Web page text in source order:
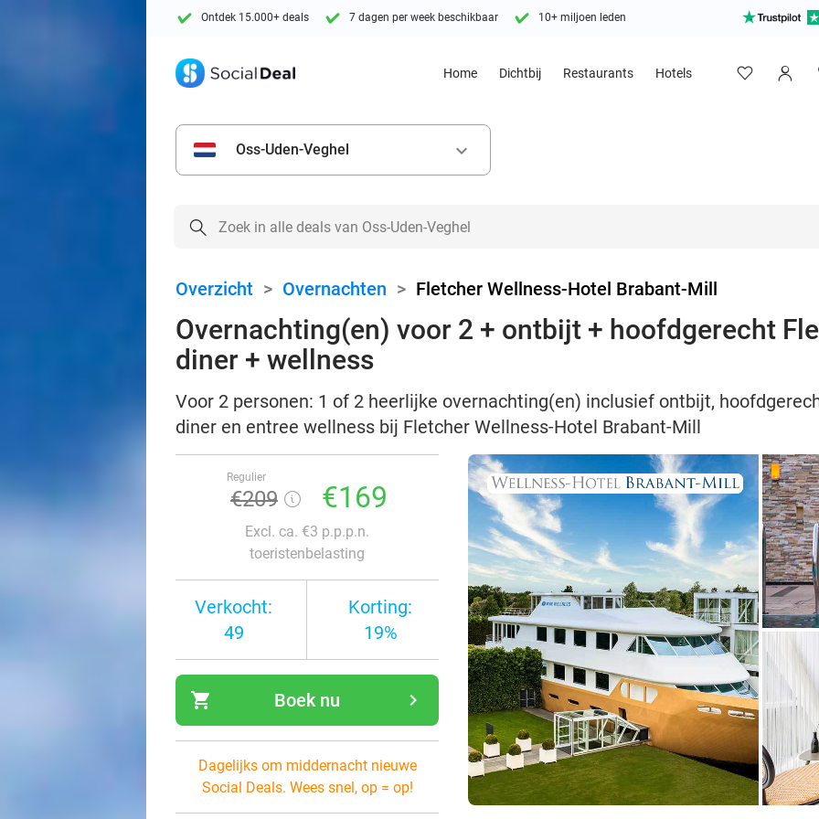
Ontdek 15.000+ deals 7 dagen per week beschikbaar 10+ miljoen leden
Home Dichtbij Restaurants Hotels
Oss-Uden-Veghel keyboard_arrow_down
Overzicht > Overnachten > Fletcher Wellness-Hotel Brabant-Mill
Overnachting(en) voor 2 + ontbijt + hoofdgerecht
diner + wellness
Voor 2 personen: 1 of 2 heerlijke overnachting(en) inclusief ontbijt,
diner en entree wellness bij Fletcher Wellness-Hotel Brabant-Mill
Regulier
€209 €169
Excl. ca. €3 p.p.p.n.
toeristenbelasting
Verkocht:
49
Korting:
19%
shopping_cart navigate_next
Boek nu
Dagelijks om middernacht nieuwe
Social Deals. Wees snel, op = op!